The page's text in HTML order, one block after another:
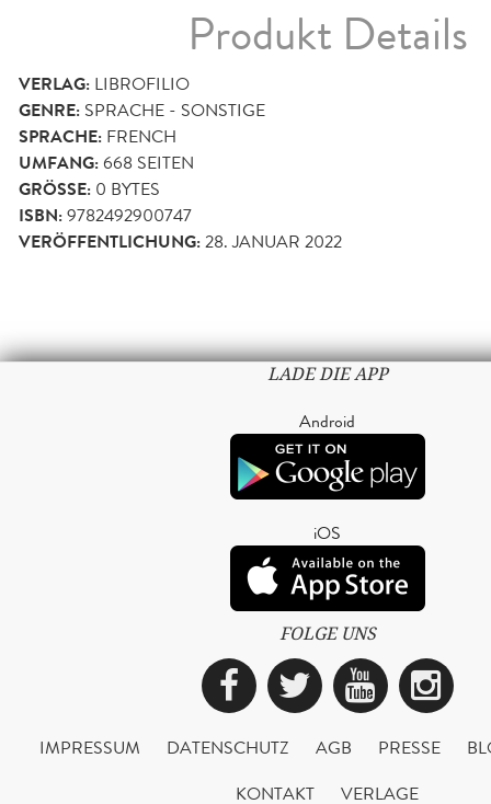
Produkt Details
VERLAG: LIBROFILIO
GENRE: SPRACHE - SONSTIGE
SPRACHE: FRENCH
UMFANG:668 SEITEN
GRÖSSE: 0 BYTES
ISBN:9782492900747
VERÖFFENTLICHUNG:28. JANUAR 2022
LADE DIE APP
Android
iOS
FOLGE UNS
Facebook
Twitter
IMPRESSUM DATENSCHUTZ AGB PRESSE
KONTAKT
VERLAGE